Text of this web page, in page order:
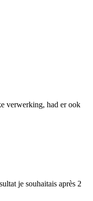
verwerking, had er ook
je souhaitais après 2